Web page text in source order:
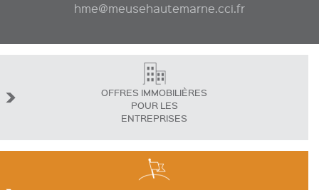
hme@meusehautemarne.cci.fr
OFFRES IMMOBILIÈRES
POUR LES
ENTREPRISES